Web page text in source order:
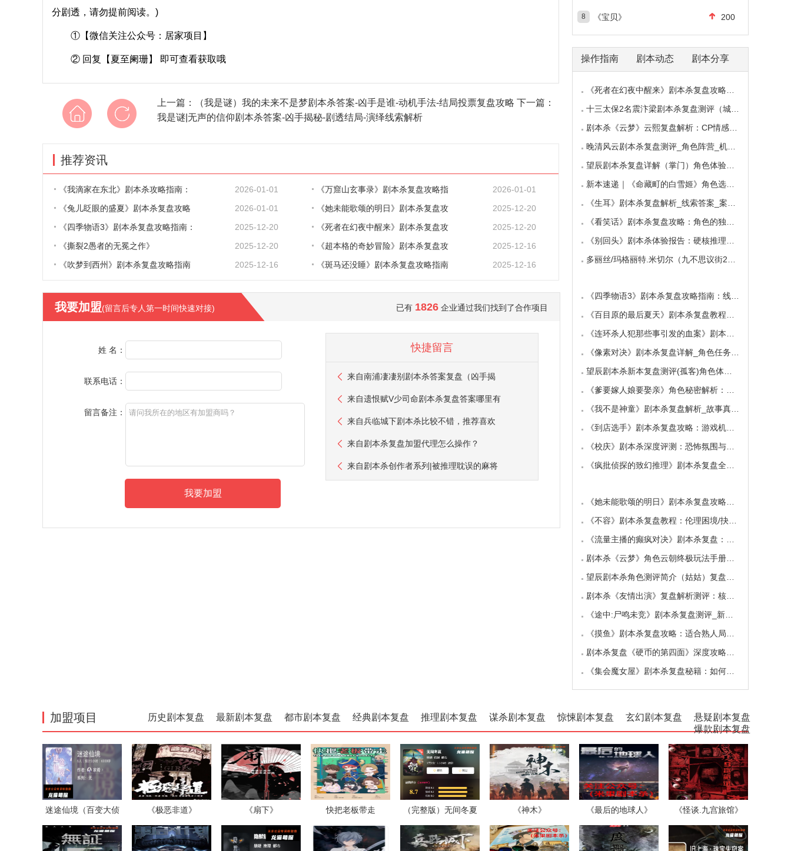
分剧透，请勿提前阅读。)
①【微信关注公众号：居家项目】
② 回复【夏至阑珊】 即可查看获取哦
上一篇： （我是谜）我的未来不是梦剧本杀答案-凶手是谁-动机手法-结局投票复盘攻略 下一篇：
我是谜|无声的信仰剧本杀答案-凶手揭秘-剧透结局-演绎线索解析
推荐资讯
《我滴家在东北》剧本杀攻略指南： 2026-01-01 《万窟山玄事录》剧本杀复盘攻略指
2026-01-01
《兔儿眨眼的盛夏》剧本杀复盘攻略
2026-01-01 《她未能歌颂的明日》剧本杀复盘攻
2025-12-20
《四季物语3》剧本杀复盘攻略指南：
2025-12-20 《死者在幻夜中醒来》剧本杀复盘攻
2025-12-20
《撕裂2愚者的无冕之作》
2025-12-20 《超本格的奇妙冒险》剧本杀复盘攻
2025-12-16
《吹梦到西州》剧本杀复盘攻略指南
2025-12-16 《斑马还没睡》剧本杀复盘攻略指南 2025-12-16
我要加盟(留言后专人第一时间快速对接) 已有 1826 企业通过我们找到了合作项目
姓 名：
联系电话：
留言备注：
快捷留言
来自南浦凄凄别剧本杀答案复盘（凶手揭
来自遗恨赋V少司命剧本杀复盘答案哪里有
来自兵临城下剧本杀比较不错，推荐喜欢
来自剧本杀复盘加盟代理怎么操作？
来自剧本杀创作者系列|被推理耽误的麻将
8 《宝贝》 200
操作指南 剧本动态 剧本分享
《死者在幻夜中醒来》剧本杀复盘攻略指南：叙
十三太保2名震汴梁剧本杀复盘测评（城限本）线
剧本杀《云梦》云熙复盘解析：CP情感线+核心诡
晚清风云剧本杀复盘测评_角色阵营_机制规则_线
望辰剧本杀复盘详解（掌门）角色体验测评/完整
新本速递｜《命藏町的白雪姬》角色选择指南：
《生耳》剧本杀复盘解析_线索答案_案件推理_故
《看笑话》剧本杀复盘攻略：角色的独特视角与
《别回头》剧本杀体验报告：硬核推理与恐怖演
多丽丝/玛格丽特.米切尔（九不思议街2雪境奇航
《四季物语3》剧本杀复盘攻略指南：线索抉择
《百目原的最后夏天》剧本杀复盘教程：百目诅
《连环杀人犯那些事引发的血案》剧本杀复盘：
《像素对决》剧本杀复盘详解_角色任务_线索答案
望辰剧本杀新本复盘测评(孤客)角色体验及任务玩
《爹要嫁人娘要娶亲》角色秘密解析：那些“普
《我不是神童》剧本杀复盘解析_故事真相_案件答
《到店选手》剧本杀复盘攻略：游戏机制与推理
《校庆》剧本杀深度评测：恐怖氛围与推理逻辑
《疯批侦探的致幻推理》剧本杀复盘全解析：欢
《她未能歌颂的明日》剧本杀复盘攻略指南：抉
《不容》剧本杀复盘教程：伦理困境/抉择机制
《流量主播的癫疯对决》剧本杀复盘：主播内卷
剧本杀《云梦》角色云朝终极玩法手册：9.6小时
望辰剧本杀角色测评简介（姑姑）复盘解析/完整
剧本杀《友情出演》复盘解析测评：核诡惊艳，
《途中:尸鸣未竞》剧本杀复盘测评_新本体验_角
《摸鱼》剧本杀复盘攻略：适合熟人局与简单易
剧本杀复盘《硬币的第四面》深度攻略：角色视
《集会魔女屋》剧本杀复盘秘籍：如何巧妙利用
加盟项目 悬疑剧本复盘
玄幻剧本复盘
惊悚剧本复盘
谋杀剧本复盘
推理剧本复盘
经典剧本复盘
都市剧本复盘
最新剧本复盘
历史剧本复盘
爆款剧本复盘
迷途仙境（百变大侦
《极恶非道》 《扇下》 快把老板带走 （完整版）无间冬夏 《神木》 《最后的地球人》 《怪谈.九宫旅馆》